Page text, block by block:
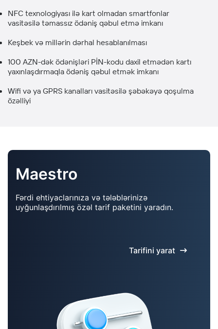
NFC texnologiyası ilə kart olmadan smartfonlar
vasitəsilə təmassız ödəniş qəbul etmə imkanı
Keşbek və millərin dərhal hesablanılması
100 AZN-dək ödənişləri PİN-kodu daxil etmədən kartı
yaxınlaşdırmaqla ödəniş qəbul etmək imkanı
Wifi və ya GPRS kanalları vasitəsilə şəbəkəyə qoşulma
özəlliyi
Maestro
Fərdi ehtiyaclarınıza və tələblərinizə
uyğunlaşdırılmış özəl tarif paketini yaradın.
Tarifini yarat